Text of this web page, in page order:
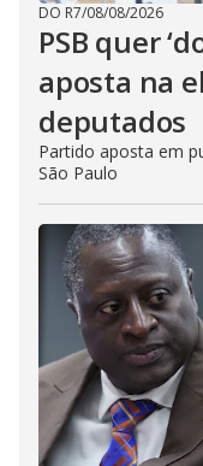
DO R7/08/08/2026
PSB quer
aposta na
deputados
Partido aposta em
São Paulo